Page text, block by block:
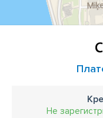
Не